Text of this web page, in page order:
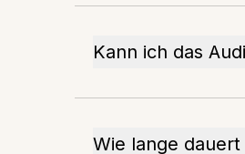
Kann ich das
Wie lange